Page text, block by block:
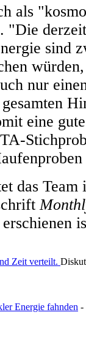
als
"Die
sind
nur
eine
das Team
erschienen
Zeit verteilt.
Energie fahnden -